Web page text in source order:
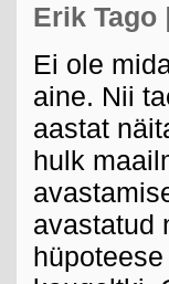
Erik Tago
Ei ole
aine. Nii
aastat
hulk
avastatud